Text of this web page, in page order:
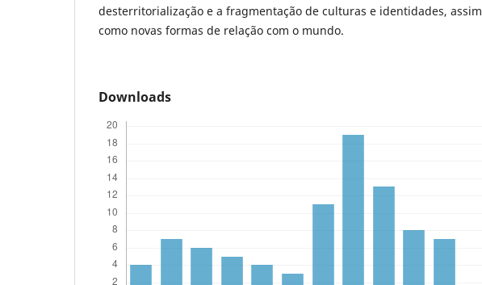
desterritorialização e a fragmentação de culturas e identidades, assim
como novas formas de relação com o mundo.
Downloads